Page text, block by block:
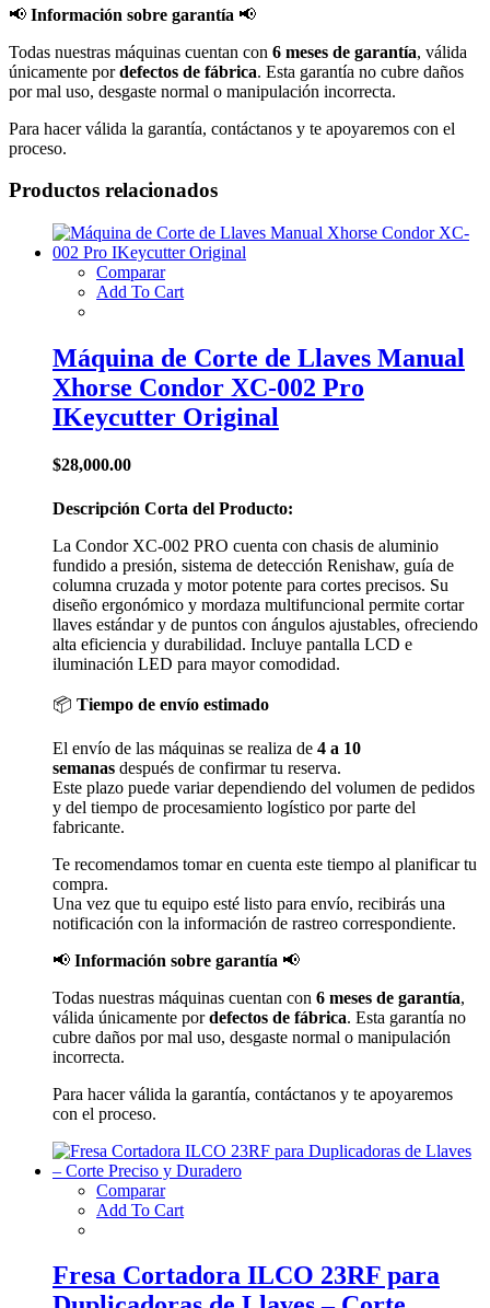
📢 Información sobre garantía 📢
Todas nuestras máquinas cuentan con 6 meses de garantía, válida
únicamente pordefectos de fábrica. Esta garantía no cubre daños
por mal uso, desgaste normal o manipulación incorrecta.
Para hacer válida la garantía, contáctanos y te apoyaremos con el
proceso.
Productos relacionados
Comparar
Add To Cart
Máquina de Corte de Llaves Manual
Xhorse Condor XC-002 Pro
IKeycutter Original
$28,000.00
Descripción Corta del Producto:
La Condor XC-002 PRO cuenta con chasis de aluminio
fundido a presión, sistema de detección Renishaw, guía de
columna cruzada y motor potente para cortes precisos. Su
diseño ergonómico y mordaza multifuncional permite cortar
llaves estándar y de puntos con ángulos ajustables, ofreciendo
alta eficiencia y durabilidad. Incluye pantalla LCD e
iluminación LED para mayor comodidad.
📦 Tiempo de envío estimado
El envío de las máquinas se realiza de 4 a 10
semanas después de confirmar tu reserva.
Este plazo puede variar dependiendo del volumen de pedidos
y del tiempo de procesamiento logístico por parte del
fabricante.
Te recomendamos tomar en cuenta este tiempo al planificar tu
compra.
Una vez que tu equipo esté listo para envío, recibirás una
notificación con la información de rastreo correspondiente.
📢 Información sobre garantía 📢
Todas nuestras máquinas cuentan con 6 meses de garantía,
válida únicamente pordefectos de fábrica. Esta garantía no
cubre daños por mal uso, desgaste normal o manipulación
incorrecta.
Para hacer válida la garantía, contáctanos y te apoyaremos
con el proceso.
Comparar
Add To Cart
Fresa Cortadora ILCO 23RF para